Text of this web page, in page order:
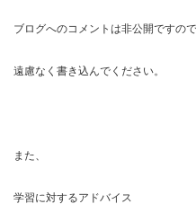
ブログへのコメントは非公開ですので
遠慮なく書き込んでください。
また、
学習に対するアドバイス